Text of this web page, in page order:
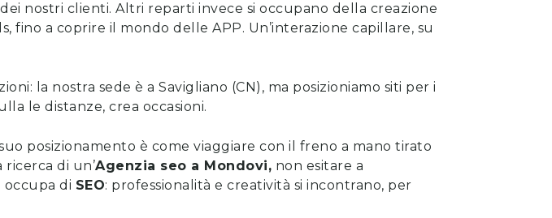
nostri clienti. Altri reparti invece si occupano della creazione
fino a coprire il mondo delle APP. Un’interazione capillare, su
: la nostra sede è a Savigliano (CN), ma posizioniamo siti per i
le distanze, crea occasioni.
posizionamento è come viaggiare con il freno a mano tirato
di un’Agenzia seo a Mondovi, non esitare a
occupa di SEO: professionalità e creatività si incontrano, per